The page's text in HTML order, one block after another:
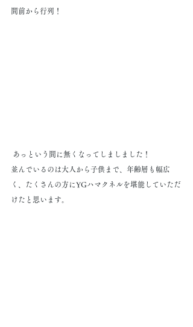
間前から行列！
あっという間に無くなってしましました！
並んでいるのは大人から子供まで、年齢層も幅広
く、たくさんの方にYGハマクネルを堪能していただ
けたと思います。